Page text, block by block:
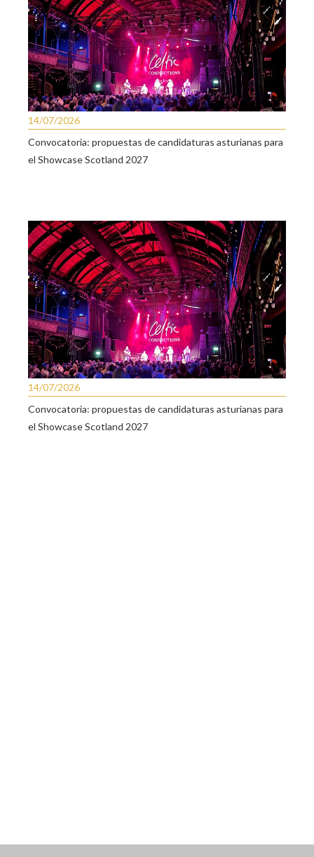
14/07/2026
Convocatoria: propuestas de candidaturas asturianas para
el Showcase Scotland 2027
14/07/2026
Convocatoria: propuestas de candidaturas asturianas para
el Showcase Scotland 2027